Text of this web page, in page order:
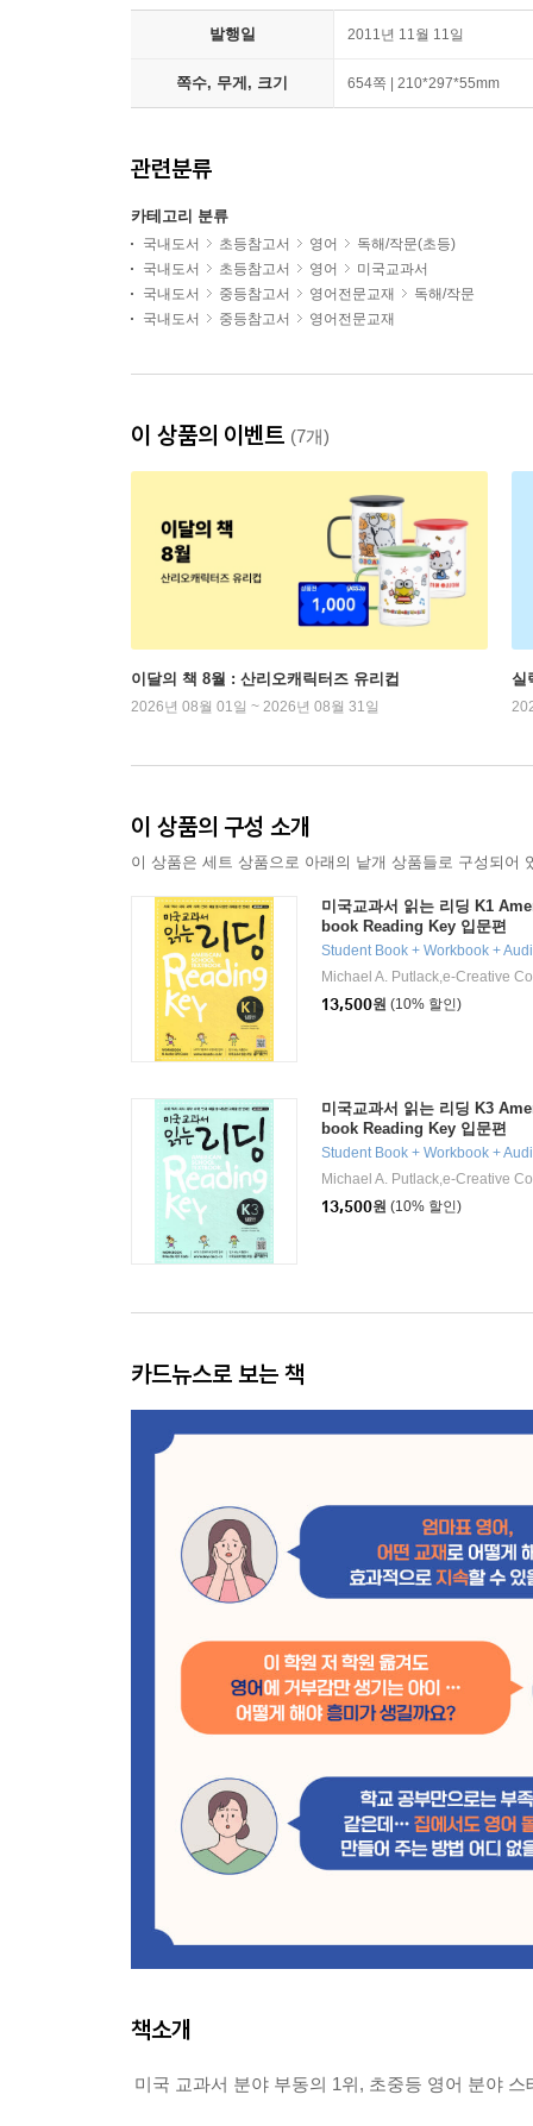
발행일 2011년 11월 11일
쪽수, 무게, 크기 654쪽 | 210*297*55mm
관련분류
카테고리 분류
국내도서 초등참고서 영어
독해/작문(초등)
국내도서
초등참고서 영어
미국교과서
국내도서
중등참고서 영어전문교재
독해/작문
국내도서
중등참고서 영어전문교재
이 상품의 이벤트 (7개)
이달의 책 8월 : 산리오캐릭터즈 유리컵
2026년 08월 01일 ~ 2026년 08월 31일
실
이 상품의 구성 소개
이 상품은 세트 상품으로 아래의 낱개 상품들로 구성되어
미국교과서 읽는 리딩 K1
book Reading Key 입문편
Student Book + Workbook +
Michael A. Putlack,e-Creative
13,500원 (10% 할인)
미국교과서 읽는 리딩 K3
book Reading Key 입문편
Student Book + Workbook +
Michael A. Putlack,e-Creative
13,500원 (10% 할인)
카드뉴스로 보는 책
책소개
미국 교과서 분야 부동의 1위, 초중등 영어 분야